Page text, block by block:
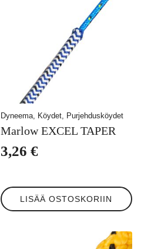
Dyneema, Köydet, Purjehdusköydet
Marlow EXCEL TAPER
3,26 €
LISÄÄ OSTOSKORIIN